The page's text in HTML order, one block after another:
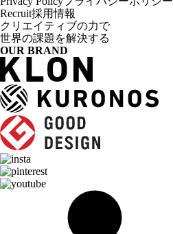
Recruit採用情報
クリエイティブの力で
世界の課題を解決する
OUR BRAND